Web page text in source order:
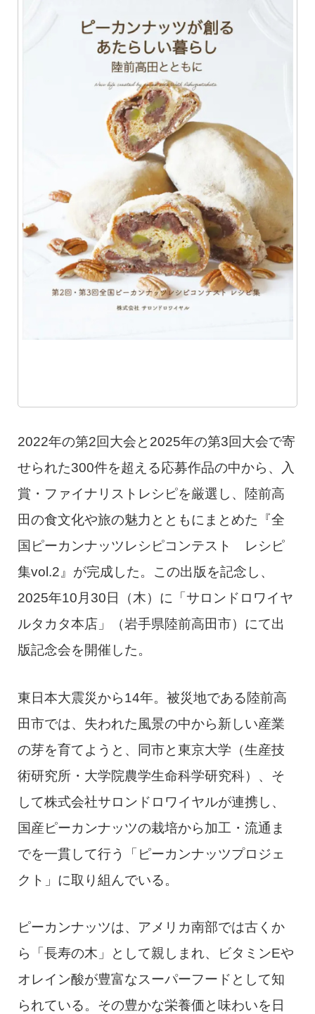
2022年の第2回大会と2025年の第3回大会で寄
せられた300件を超える応募作品の中から、入
賞・ファイナリストレシピを厳選し、陸前高
田の食文化や旅の魅力とともにまとめた『全
国ピーカンナッツレシピコンテスト レシピ
集vol.2』が完成した。この出版を記念し、
2025年10月30日（木）に「サロンドロワイヤ
ルタカタ本店」（岩手県陸前高田市）にて出
版記念会を開催した。
東日本大震災から14年。被災地である陸前高
田市では、失われた風景の中から新しい産業
の芽を育てようと、同市と東京大学（生産技
術研究所・大学院農学生命科学研究科）、そ
して株式会社サロンドロワイヤルが連携し、
国産ピーカンナッツの栽培から加工・流通ま
でを一貫して行う「ピーカンナッツプロジェ
クト」に取り組んでいる。
ピーカンナッツは、アメリカ南部では古くか
ら「長寿の木」として親しまれ、ビタミンEや
オレイン酸が豊富なスーパーフードとして知
られている。その豊かな栄養価と味わいを日